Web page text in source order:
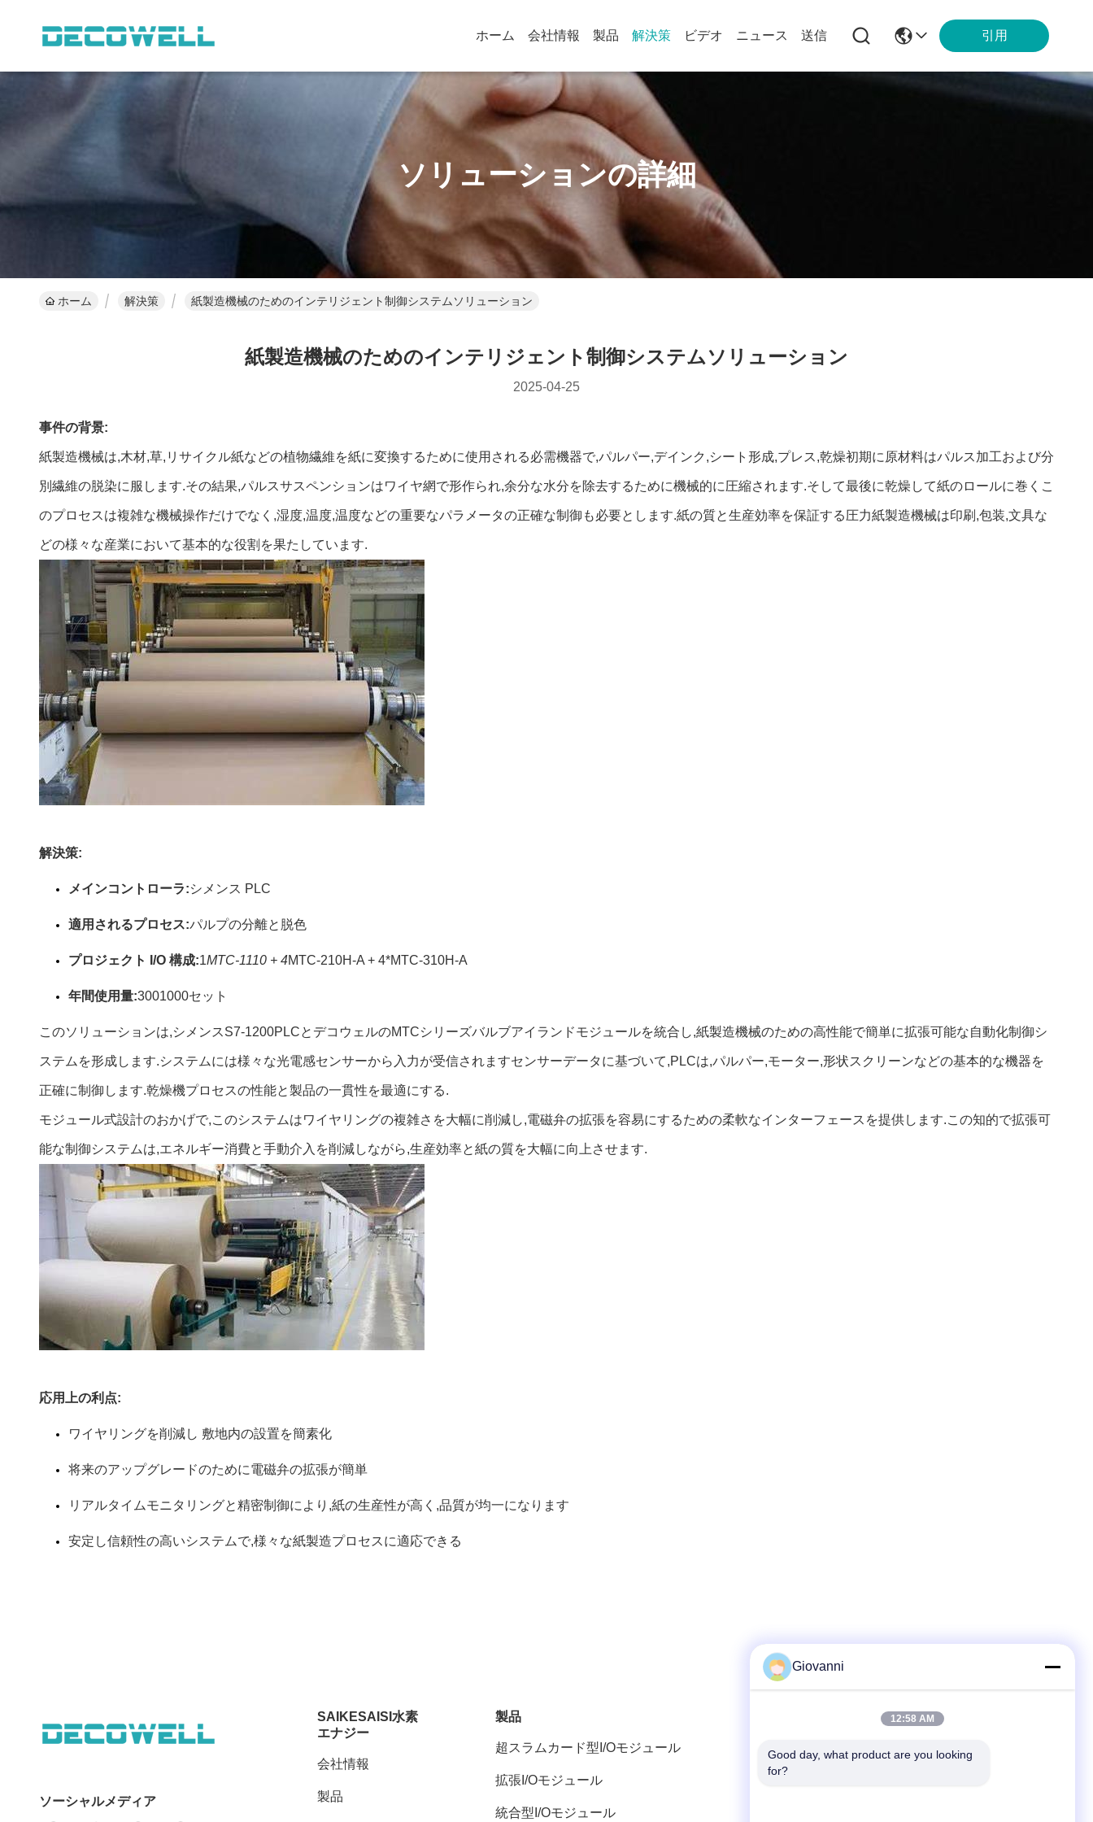
ホーム 会社情報 製品 解決策 ビデオ ニュース 送信 引用
ソリューションの詳細
ホーム 解決策 紙製造機械のためのインテリジェント制御システムソリューション
紙製造機械のためのインテリジェント制御システムソリューション
2025-04-25
事件の背景:
紙製造機械は,木材,草,リサイクル紙などの植物繊維を紙に変換するために使用される必需機器で,パルパー,デインク,シート形成,プレス,乾燥初期に原材料はパルス加工および分
別繊維の脱染に服します.その結果,パルスサスペンションはワイヤ網で形作られ,余分な水分を除去するために機械的に圧縮されます.そして最後に乾燥して紙のロールに巻くこ
のプロセスは複雑な機械操作だけでなく,湿度,温度,温度などの重要なパラメータの正確な制御も必要とします.紙の質と生産効率を保証する圧力紙製造機械は印刷,包装,文具な
どの様々な産業において基本的な役割を果たしています.
解決策:
メインコントローラ:シメンス PLC
適用されるプロセス:パルプの分離と脱色
プロジェクト I/O 構成:1MTC-1110 + 4MTC-210H-A + 4*MTC-310H-A
年間使用量:3001000セット
このソリューションは,シメンスS7-1200PLCとデコウェルのMTCシリーズバルブアイランドモジュールを統合し,紙製造機械のための高性能で簡単に拡張可能な自動化制御シ
ステムを形成します.システムには様々な光電感センサーから入力が受信されますセンサーデータに基づいて,PLCは,パルパー,モーター,形状スクリーンなどの基本的な機器を
正確に制御します.乾燥機プロセスの性能と製品の一貫性を最適にする.
モジュール式設計のおかげで,このシステムはワイヤリングの複雑さを大幅に削減し,電磁弁の拡張を容易にするための柔軟なインターフェースを提供します.この知的で拡張可
能な制御システムは,エネルギー消費と手動介入を削減しながら,生産効率と紙の質を大幅に向上させます.
応用上の利点:
ワイヤリングを削減し 敷地内の設置を簡素化
将来のアップグレードのために電磁弁の拡張が簡単
リアルタイムモニタリングと精密制御により,紙の生産性が高く,品質が均一になります
安定し信頼性の高いシステムで,様々な紙製造プロセスに適応できる
ソーシャルメディア
SAIKESAISI水素
エナジー
会社情報
製品
製品
超スラムカード型I/Oモジュール
拡張I/Oモジュール
統合型I/Oモジュール
Tel
Giovanni
12:58 AM
Good day, what product are you looking
for?